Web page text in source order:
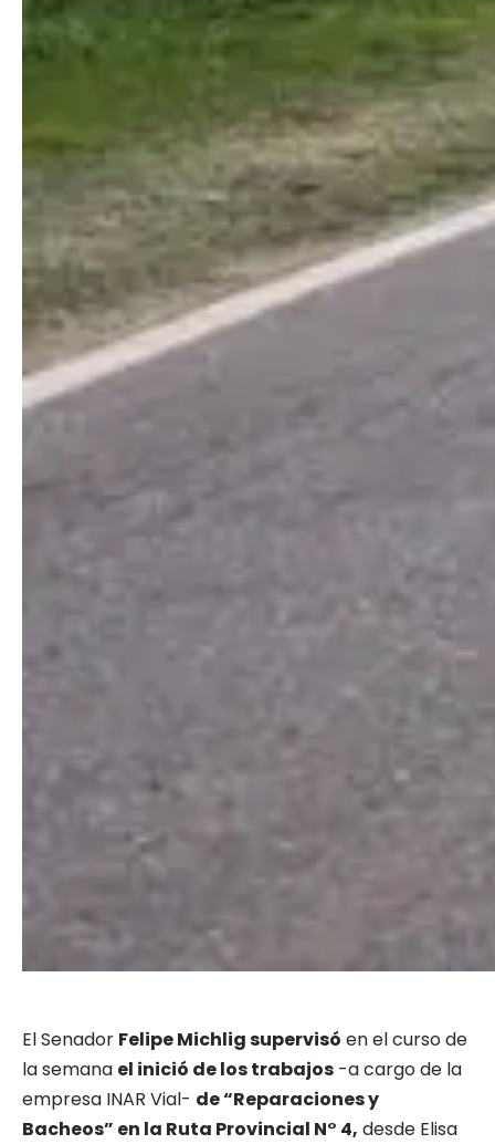
El Senador Felipe Michlig supervisó en el curso de
la semana el inició de los trabajos -a cargo de la
empresa INAR Vial- de “Reparaciones y
Bacheos” en la Ruta Provincial N° 4, desde Elisa